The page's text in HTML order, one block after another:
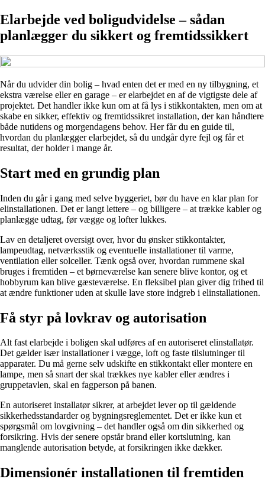
Elarbejde ved boligudvidelse – sådan
planlægger du sikkert og fremtidssikkert
Når du udvider din bolig – hvad enten det er med en ny tilbygning, et
ekstra værelse eller en garage – er elarbejdet en af de vigtigste dele af
projektet. Det handler ikke kun om at få lys i stikkontakten, men om at
skabe en sikker, effektiv og fremtidssikret installation, der kan håndtere
både nutidens og morgendagens behov. Her får du en guide til,
hvordan du planlægger elarbejdet, så du undgår dyre fejl og får et
resultat, der holder i mange år.
Start med en grundig plan
Inden du går i gang med selve byggeriet, bør du have en klar plan for
elinstallationen. Det er langt lettere – og billigere – at trække kabler og
planlægge udtag, før vægge og lofter lukkes.
Lav en detaljeret oversigt over, hvor du ønsker stikkontakter,
lampeudtag, netværksstik og eventuelle installationer til varme,
ventilation eller solceller. Tænk også over, hvordan rummene skal
bruges i fremtiden – et børneværelse kan senere blive kontor, og et
hobbyrum kan blive gæsteværelse. En fleksibel plan giver dig frihed til
at ændre funktioner uden at skulle lave store indgreb i elinstallationen.
Få styr på lovkrav og autorisation
Alt fast elarbejde i boligen skal udføres af en autoriseret elinstallatør.
Det gælder især installationer i vægge, loft og faste tilslutninger til
apparater. Du må gerne selv udskifte en stikkontakt eller montere en
lampe, men så snart der skal trækkes nye kabler eller ændres i
gruppetavlen, skal en fagperson på banen.
En autoriseret installatør sikrer, at arbejdet lever op til gældende
sikkerhedsstandarder og bygningsreglementet. Det er ikke kun et
spørgsmål om lovgivning – det handler også om din sikkerhed og
forsikring. Hvis der senere opstår brand eller kortslutning, kan
manglende autorisation betyde, at forsikringen ikke dækker.
Dimensionér installationen til fremtiden